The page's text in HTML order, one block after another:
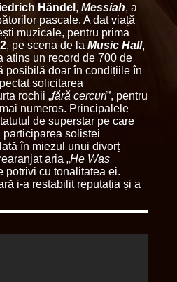
Händel , Messiah, a
pascale. A dat viață
muzicale, pentru prima
, pe scena de la Music Hall,
atins un record de 700 de
posibilă doar în condițiile în
solicitarea
rochii „fără cercuri”, pentru
numeros. Principalele
de superstar pe care
solistei
în miezul unui divorț
aria „He Was
potrivi cu tonalitatea ei.
i-a restabilit reputația și a